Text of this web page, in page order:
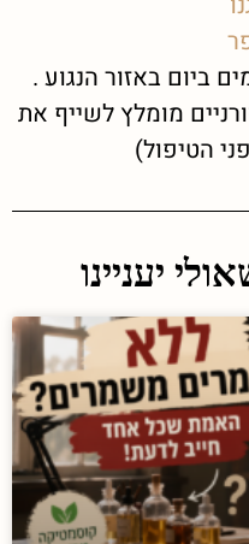
יש למרוח 3 פעמים ביום באזור הנגוע .
מומלץ לשייף את
הטיפול)
יעניינו